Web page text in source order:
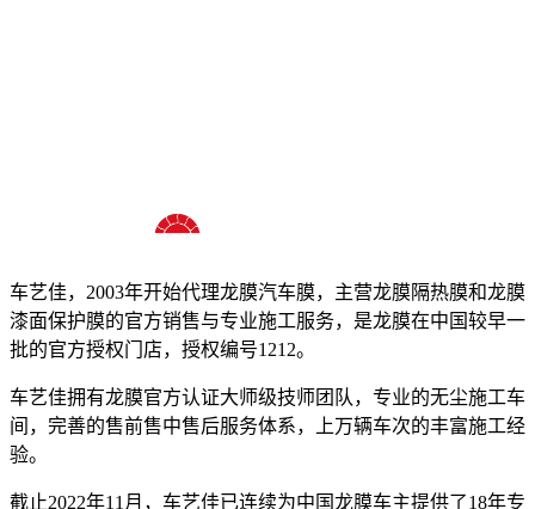
车艺佳，2003年开始代理龙膜汽车膜，主营龙膜隔热膜和龙膜
漆面保护膜的官方销售与专业施工服务，是龙膜在中国较早一
批的官方授权门店，授权编号1212。
车艺佳拥有龙膜官方认证大师级技师团队，专业的无尘施工车
间，完善的售前售中售后服务体系，上万辆车次的丰富施工经
验。
截止2022年11月，车艺佳已连续为中国龙膜车主提供了18年专